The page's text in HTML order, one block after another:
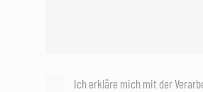
Ich erkläre mich mit der